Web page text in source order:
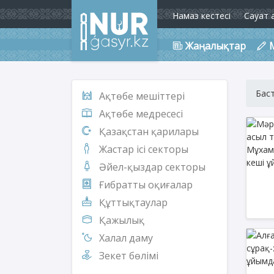
Намаз кестесі Сауат
Жаңалықтар
Ақтөбе мешіттері
Ақтөбе медресесі
Қазақстан қарилары
Жастар ісі секторы
Әйел-қыздар секторы
Ғибратты оқиғалар
Құттықтаулар
Қажылық
Халал даму
Зекет бөлімі